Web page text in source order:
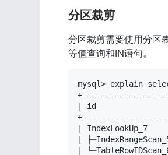
分区裁剪
分区裁剪需要使用分区
等值查询和IN语句。
mysql> explain
| id
| IndexLookUp_7
|
|